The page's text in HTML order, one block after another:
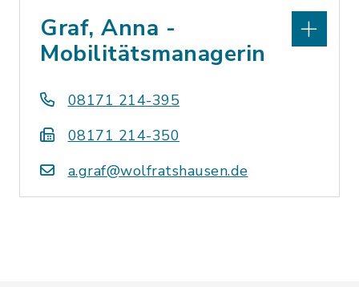
Graf, Anna -
Mobilitätsmanagerin
08171 214-395
08171 214-350
a.graf@wolfratshausen.de